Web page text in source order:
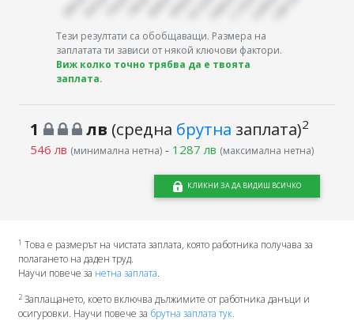
Тези резултати са обобщаващи. Размера на
заплатата ти зависи от някой ключови фактори.
Виж колко точно трябва да е твоята
заплата.
1 лв (средна брутна заплата)2
546 лв (минимална нетна)- 1287 лв (максимална нетна)
КЛИКНИ ЗА ДА ВИДИШ ВСИЧКО
1 Това е размерът на чистата заплата, която работника получава за
полагането на даден труд.
Научи повече за нетна заплата.
2Заплащането, което включва дължимите от работника данъци и
осигуровки. Научи повече за брутна заплата тук.